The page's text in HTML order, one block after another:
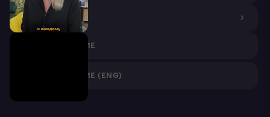
ПАРТНЕРАМ
VR ПРИЛОЖЕНИЕ
VR ПРИЛОЖЕНИЕ (ENG)